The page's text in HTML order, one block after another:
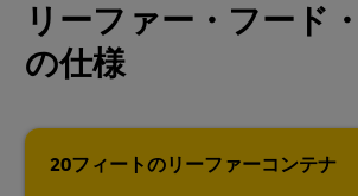
リーファー・フード
の仕様
20フィートのリーファーコンテナ